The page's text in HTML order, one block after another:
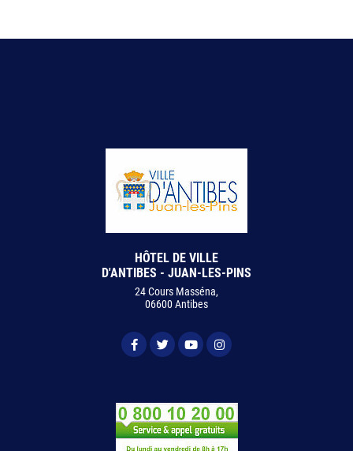
HÔTEL DE VILLE
D'ANTIBES - JUAN-LES-PINS
24 Cours Masséna,
06600 Antibes